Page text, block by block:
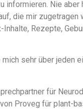
Nie
die mir
Rezepte,
sehr über jeden
für
Proveg für plant-